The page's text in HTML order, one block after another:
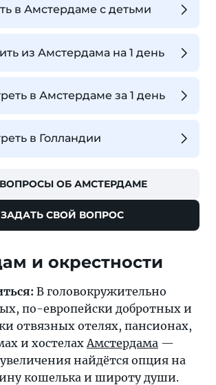
в Амстердаме с детьми
из Амстердама на 1 день
в Амстердаме за 1 день
в Голландии
ВОПРОСЫ ОБ АМСТЕРДАМЕ
ЗАДАТЬ СВОЙ ВОПРОС
и окрестности
В головокружительно
по-европейски добротных и
отвязных отелях, пансионах,
и хостелах Амстердама —
найдётся опция на
кошелька и широту души.